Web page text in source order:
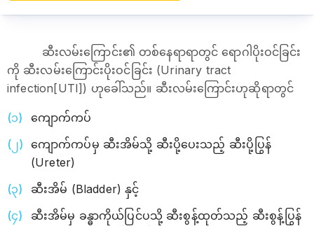
ဆီးလမ်းကြောင်း၏ တစ်နေရာရာတွင် ရောဂါပိုးဝင်ခြင်း
ကို ဆီးလမ်း​ကြောင်းပိုးဝင်ခြင်း (Urinary tract
infection[UTI]) ဟုခေါ်သည်။ ဆီးလမ်းကြောင်းဟုဆိုရာတွင်
ကျောက်ကပ်
ကျောက်ကပ်မှ ဆီးအိမ်သို့ ဆီးပို့ပေးသည့် ဆီးပို့ပြွန်
(Ureter)
ဆီးအိမ် (Bladder) နှင့်
ဆီးအိမ်မှ ခန္ဓာကိုယ်ပြင်ပသို့ ဆီးစွန့်ထုတ်သည့် ဆီးစွန့်ပြွန်